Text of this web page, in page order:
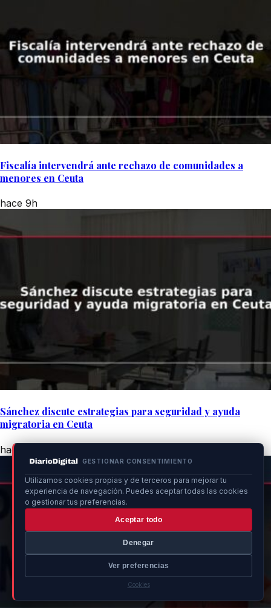
GESTIONAR CONSENTIMIENTO
Utilizamos cookies propias y de terceros para mejorar tu
experiencia de navegación. Puedes aceptar todas las cookies
o gestionar tus preferencias.
Aceptar todo
Denegar
Ver preferencias
Cookies
Fiscalía intervendrá ante rechazo de comunidades a
menores en Ceuta
hace 9h
Sánchez discute estrategias para seguridad y ayuda
migratoria en Ceuta
hace 9h